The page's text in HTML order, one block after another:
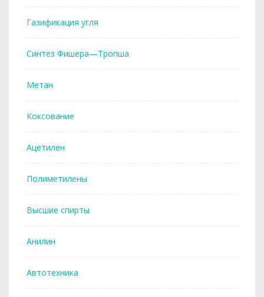
Газификация угля
Синтез Фишера—Тропша
Метан
Коксование
Ацетилен
Полиметилены
Высшие спирты
Анилин
Автотехника